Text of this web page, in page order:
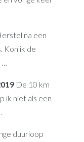
na een
Kon ik de
…
De 10 km
ik niet als een
duurloop